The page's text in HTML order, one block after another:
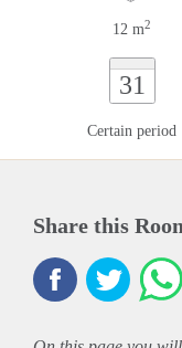
12 m2
31
Certain period
Share this